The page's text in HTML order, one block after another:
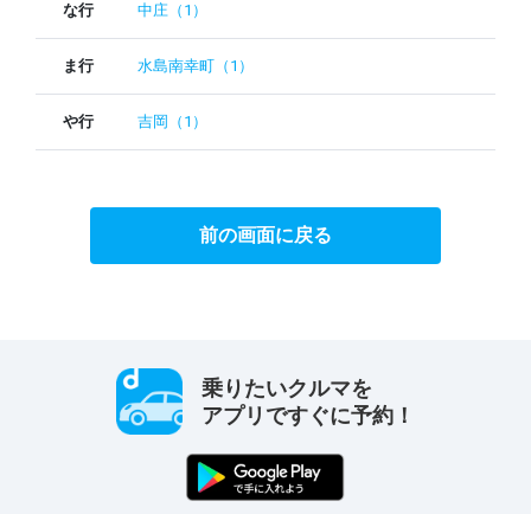
な行 中庄（1）
ま行 水島南幸町（1）
や行 吉岡（1）
前の画面に戻る
乗りたいクルマを
アプリですぐに予約！